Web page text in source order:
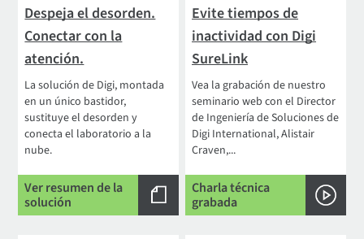
Despeja el desorden.
Conectar con la
atención.
La solución de Digi, montada
en un único bastidor,
sustituye el desorden y
conecta el laboratorio a la
nube.
Ver resumen de la
solución
Evite tiempos de
inactividad con Digi
SureLink
Vea la grabación de nuestro
seminario web con el Director
de Ingeniería de Soluciones de
Digi International, Alistair
Craven,...
Charla técnica
grabada